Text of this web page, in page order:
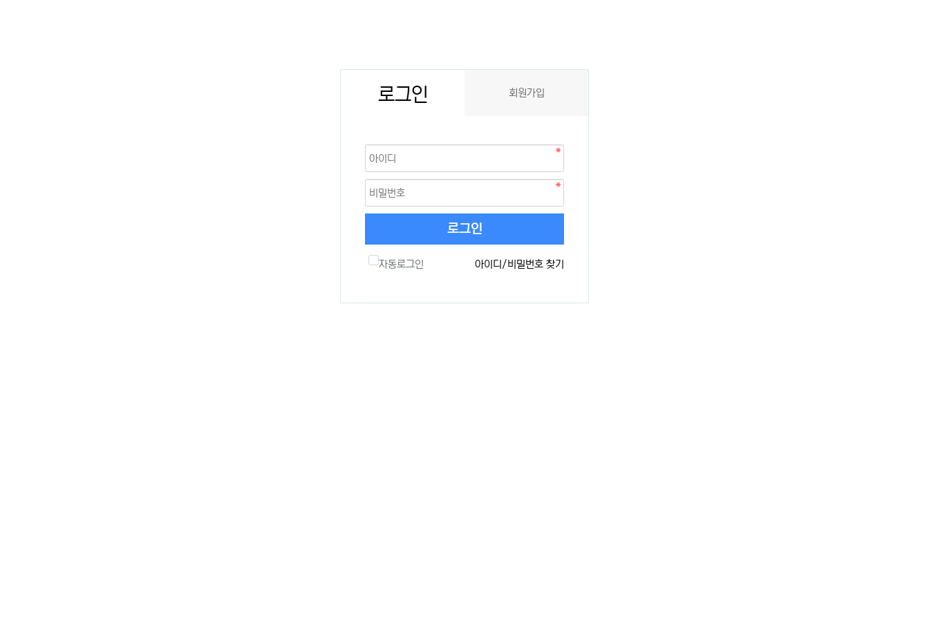
로그인 회원가입
로그인
자동로그인 아이디/비밀번호 찾기